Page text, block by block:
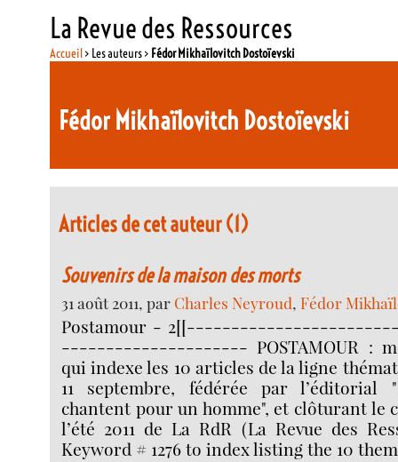
La Revue des Ressources
Accueil> Les auteurs > Fédor Mikhaïlovitch Dostoïevski
Fédor Mikhaïlovitch Dostoïevski
Articles de cet auteur (1)
Souvenirs de la maison des morts
31 août 2011, par Charles Neyroud,Fédor
Postamour -
--------------------- POSTAMOUR :
qui indexe les 10 articles de la ligne
11 septembre, fédérée par l’éditorial
chantent pour un homme", et clôturant le
l’été 2011 de La RdR (La Revue des
Keyword # 1276 to index listing the 10